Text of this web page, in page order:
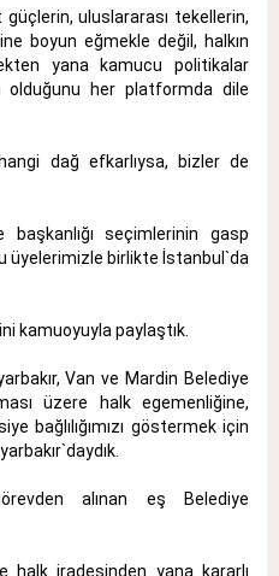
güçlerin, uluslararası tekellerin,
boyun eğmekle değil, halkın
yana kamucu politikalar
olduğunu her platformda dile
dağ efkarlıysa, bizler de
başkanlığı seçimlerinin gasp
üyelerimizle birlikte İstanbul`da
kamuoyuyla paylaştık.
Van ve Mardin Belediye
üzere halk egemenliğine,
bağlılığımızı göstermek için
alınan eş Belediye
halk iradesinden yana kararlı